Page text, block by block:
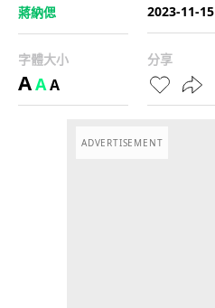
蔣納偲
2023-11-15
字體大小
AAA
分享
ADVERTISEMENT